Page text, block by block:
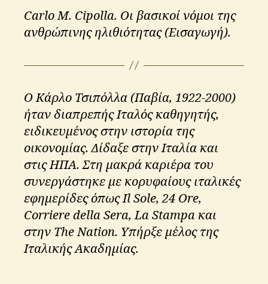
Carlo M. Cipolla. Οι βασικοί νόμοι της
ανθρώπινης ηλιθιότητας (Εισαγωγή).
Ο Κάρλο Τσιπόλλα (Παβία, 1922-2000)
ήταν διαπρεπής Ιταλός καθηγητής,
ειδικευμένος στην ιστορία της
οικονομίας. Δίδαξε στην Ιταλία και
στις ΗΠΑ. Στη μακρά καριέρα του
συνεργάστηκε με κορυφαίους ιταλικές
εφημερίδες όπως Il Sole, 24 Ore,
Corriere della Sera, La Stampa και
στην The Nation. Υπήρξε μέλος της
Ιταλικής Ακαδημίας.
b